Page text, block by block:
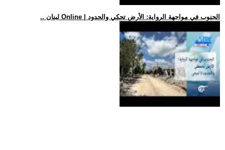
.. لبنان Online | الجنوب في مواجهة الرواية: الأرض تحكي والحدود